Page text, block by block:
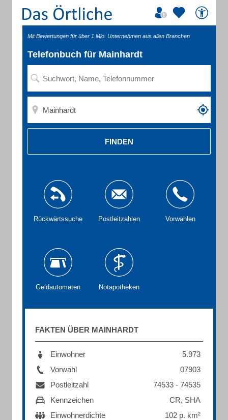
Mit Bewertungen für über 1 Mio. Unternehmen aus allen Branchen
Telefonbuch für Mainhardt
FINDEN
Rückwärtssuche Postleitzahlen Vorwahlen
Geldautomaten Notapotheken
FAKTEN ÜBER MAINHARDT
Einwohner
5.973
Vorwahl
07903
Postleitzahl
74533 - 74535
Kennzeichen
CR, SHA
Einwohnerdichte
102 p. km²